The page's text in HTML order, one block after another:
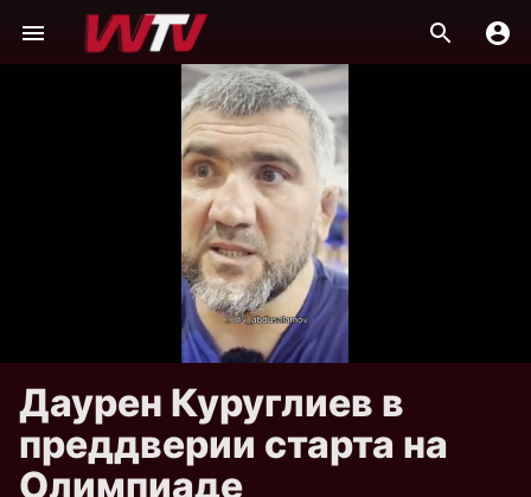
Даурен Куруглиев в
преддверии старта на
Олимпиаде